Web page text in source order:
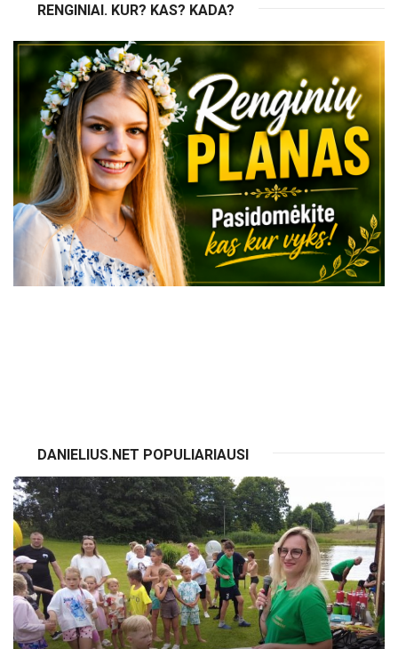
RENGINIAI. KUR? KAS? KADA?
DANIELIUS.NET POPULIARIAUSI